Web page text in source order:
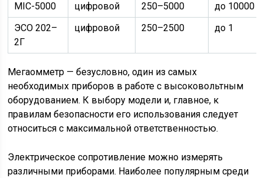
MIC-5000 цифровой 250–5000
до 10000
ЭСО 202–
2Г
цифровой 250–2500 до 1
Мегаомметр — безусловно, один из самых
необходимых приборов в работе с высоковольтным
оборудованием. К выбору модели и, главное, к
правилам безопасности его использования следует
относиться с максимальной ответственностью.
Электрическое сопротивление можно измерять
различными приборами. Наиболее популярным среди